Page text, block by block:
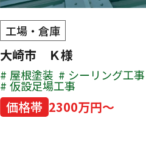
工場・倉庫
大崎市 Ｋ様
屋根塗装 シーリング工事
仮設足場工事
価格帯 2300万円～